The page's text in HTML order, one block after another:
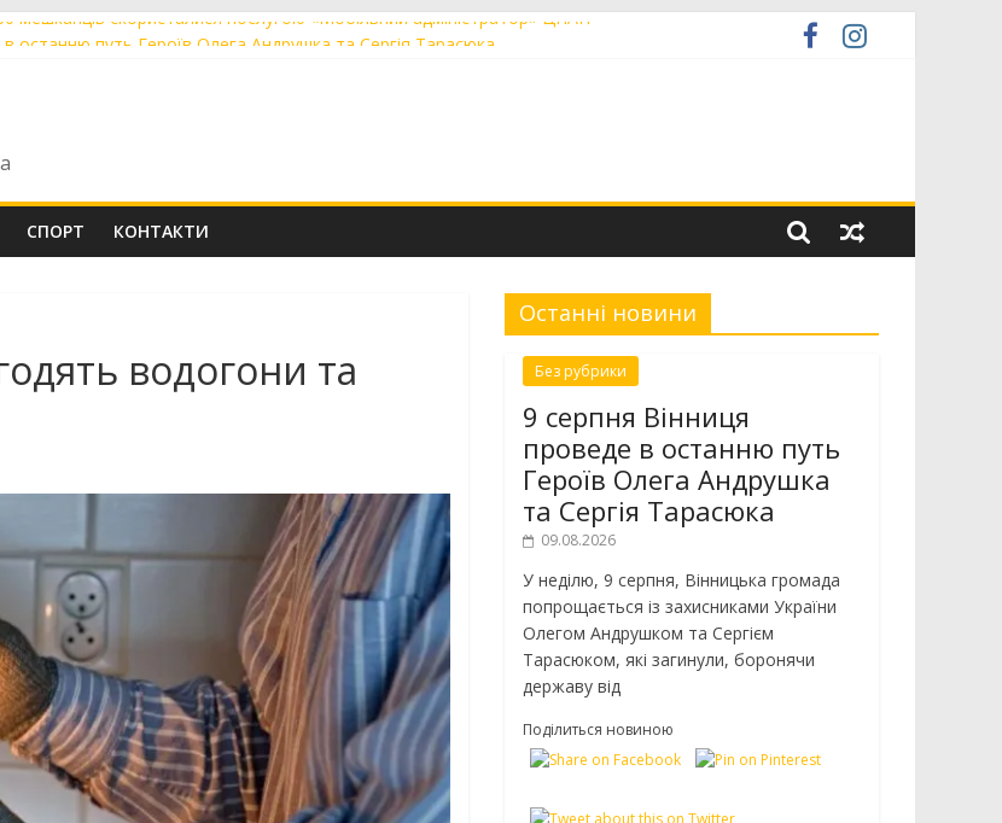
мешканців скористалися послугою «Мобільний адміністратор» ЦНАП
артбук-абетку про Михайла Коцюбинського
2000 із нової швейцарської партії із заводською низькопідлоговою секцією
СПОРТ КОНТАКТИ
водогони та
Останні новини
Без рубрики
9 серпня Вінниця
проведе в останню путь
Героїв Олега Андрушка
та Сергія Тарасюка
09.08.2026
У неділю, 9 серпня, Вінницька громада
попрощається із захисниками України
Олегом Андрушком та Сергієм
Тарасюком, які загинули, боронячи
державу від
Поділиться новиною